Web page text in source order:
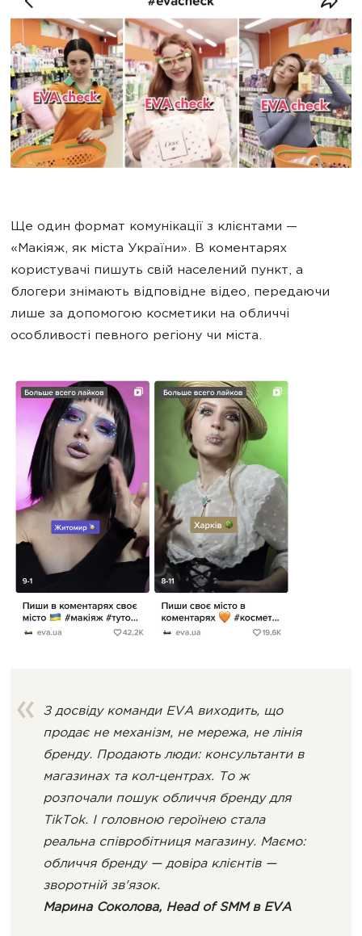
Ще один формат комунікації з клієнтами —
«Макіяж, як міста України». В коментарях
користувачі пишуть свій населений пункт, а
блогери знімають відповідне відео, передаючи
лише за допомогою косметики на обличчі
особливості певного регіону чи міста.
З досвіду команди EVA виходить, що
продає не механізм, не мережа, не лінія
бренду. Продають люди: консультанти в
магазинах та кол-центрах. То ж
розпочали пошук обличчя бренду для
TikTok. І головною героїнею стала
реальна співробітниця магазину. Маємо:
обличчя бренду — довіра клієнтів —
зворотній зв'язок.
Марина Соколова, Head of SMM в EVA